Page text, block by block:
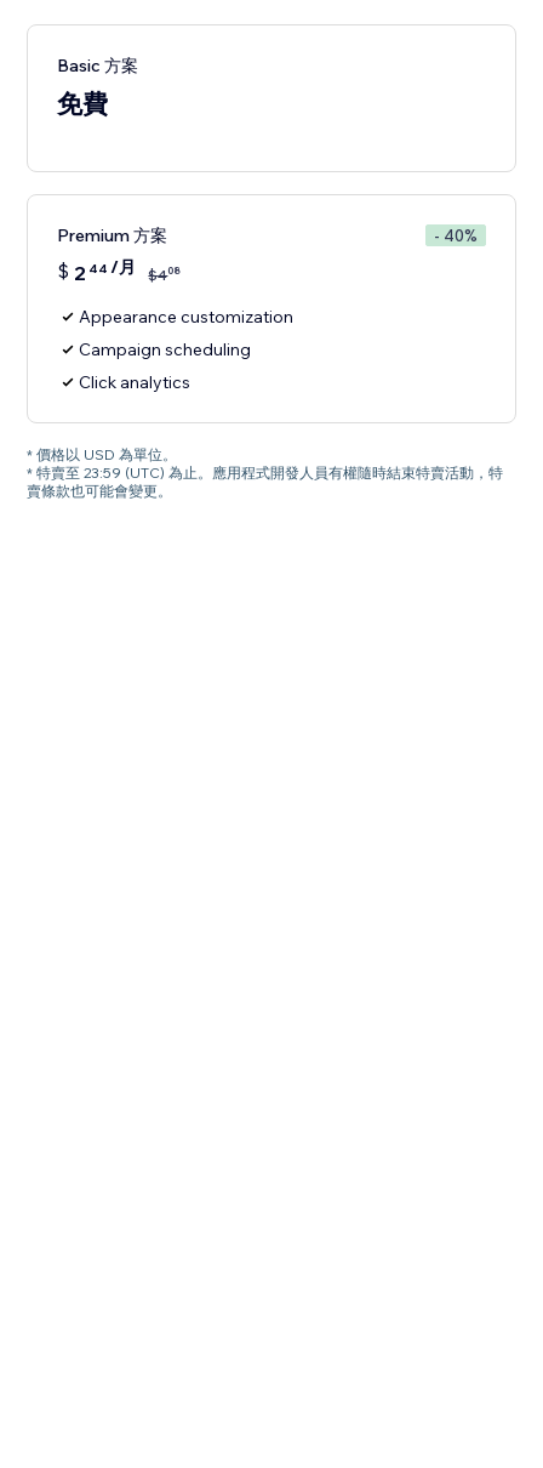
Basic 方案
免費
Premium 方案 - 40%
$ 2 44 /月 $408
Appearance customization
Campaign scheduling
Click analytics
* 價格以 USD 為單位。
* 特賣至 23:59 (UTC) 為止。應用程式開發人員有權隨時結束特賣活動，特
賣條款也可能會變更。